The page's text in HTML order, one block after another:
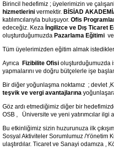
Birincil hedefimiz ; üyelerimizin ve
hizmetlerini vermektir. BİSİAD
katılımcılarıyla buluşuyor. Ofis
edeceğiz. Keza İngilizce ve Dış Ticaret
oluşturduğumuzda Pazarlama Eğitimi ve
Tüm üyelerimizden eğitim almak
Ayrıca Fizibilite Ofisi oluşturduğumuzda
yapmalarını ve doğru bütçelerle işe
Bir diğer yoğunlaşma noktamız ; devlet
teşvik ve vergi avantajlarına
Göz ardı etmediğimiz diğer bir
OSB , Üniversite ve yeni yatırımcılar ilgi
Bu etkinliğimiz sizin huzurunuza ilk
Sosyal Aktiviteler Sorumlumuz /Yönetim
ulaştırdılar. Ticaret ve Sanayi odamıza ,